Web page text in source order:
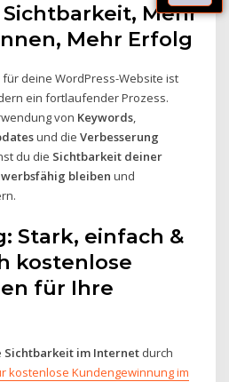
Sichtbarkeit, Mehr
Mehr Erfolg
für deine WordPress-Website ist
ein fortlaufender Prozess.
von Keywords,
und dieVerbesserung
du die Sichtbarkeit deiner
bleiben und
Stark, einfach &
kostenlose
für Ihre
Sichtbarkeit im Internet durch
kostenlose Kundengewinnung im